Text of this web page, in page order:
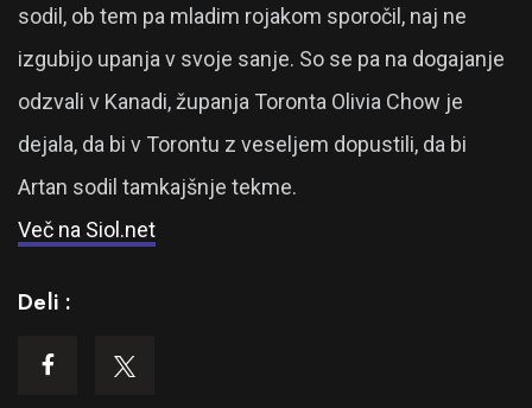
sodil, ob tem pa mladim rojakom sporočil, naj ne
izgubijo upanja v svoje sanje. So se pa na dogajanje
odzvali v Kanadi, županja Toronta Olivia Chow je
dejala, da bi v Torontu z veseljem dopustili, da bi
Artan sodil tamkajšnje tekme.
Več na Siol.net
Deli :